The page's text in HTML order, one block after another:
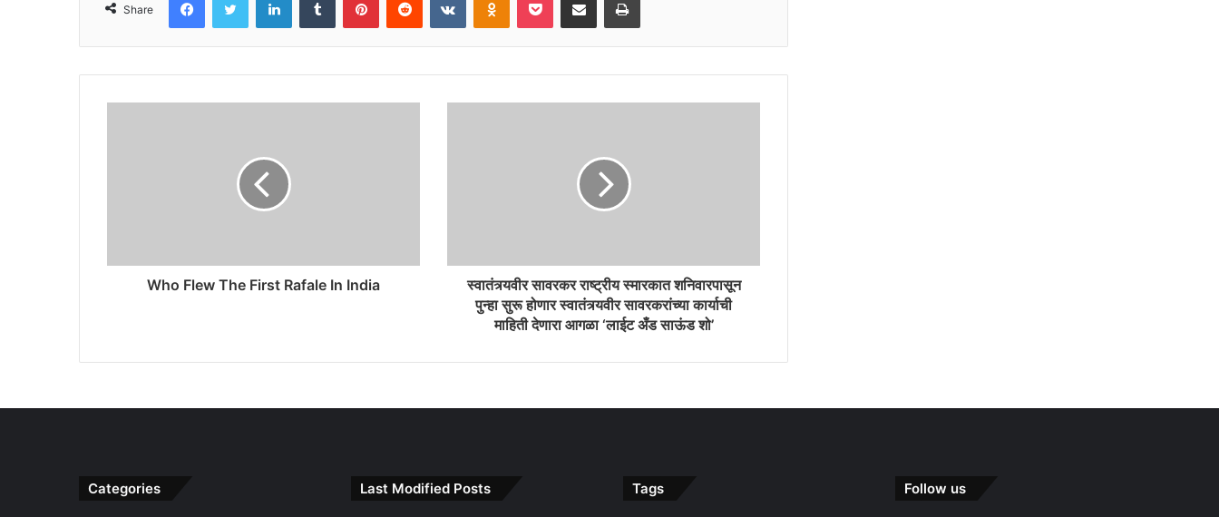
Share
Who Flew The First Rafale In India
स्वातंत्र्यवीर सावरकर राष्ट्रीय स्मारकात शनिवारपासून
पुन्हा सुरू होणार स्वातंत्र्यवीर सावरकरांच्या कार्याची
माहिती देणारा आगळा ‘लाईट अँड साऊंड शो’
Categories Last Modified Posts Tags Follow us